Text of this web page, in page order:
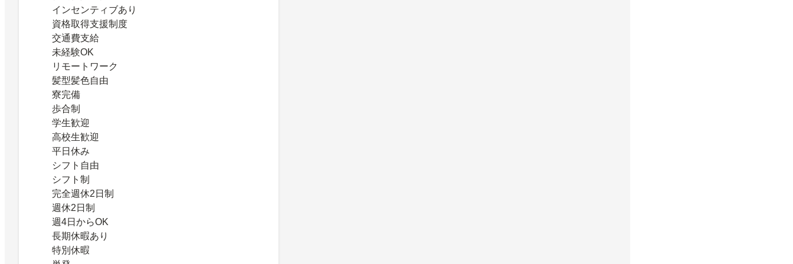
インセンティブあり
資格取得支援制度
交通費支給
未経験OK
リモートワーク
髪型髪色自由
寮完備
歩合制
学生歓迎
高校生歓迎
平日休み
シフト自由
シフト制
完全週休2日制
週休2日制
週4日からOK
長期休暇あり
特別休暇